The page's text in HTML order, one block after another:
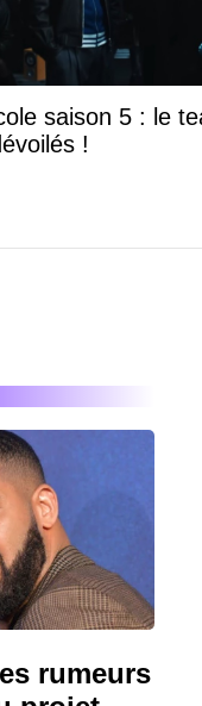
saison 5 : le
!
rumeurs